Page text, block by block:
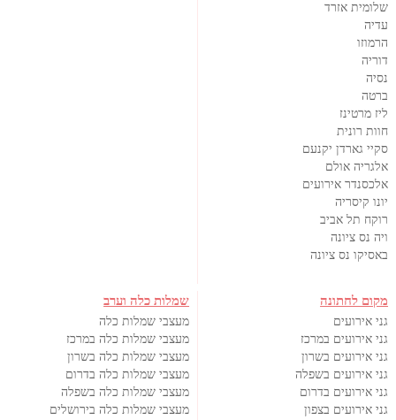
שלומית אזרד
עדיה
הרמוזו
דוריה
נסיה
ברטה
ליז מרטינז
חוות רונית
סקיי גארדן יקנעם
אלגריה אולם
אלכסנדר אירועים
יונו קיסריה
רוקח תל אביב
ויה נס ציונה
באסיקו נס ציונה
מקום לחתונה
גני אירועים
גני אירועים במרכז
גני אירועים בשרון
גני אירועים בשפלה
גני אירועים בדרום
גני אירועים בצפון
שמלות כלה וערב
מעצבי שמלות כלה
מעצבי שמלות כלה במרכז
מעצבי שמלות כלה בשרון
מעצבי שמלות כלה בדרום
מעצבי שמלות כלה בשפלה
מעצבי שמלות כלה בירושלים